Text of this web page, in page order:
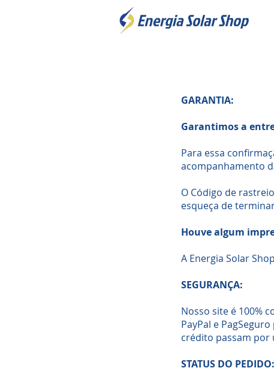
GARANTIA:
Garantimos a
Para essa
acompanhamento
O Código de
esqueça de
Houve algum
A Energia Solar
SEGURANÇA:
Nosso site é 100%
PayPal e
crédito passam por
STATUS DO PEDIDO: